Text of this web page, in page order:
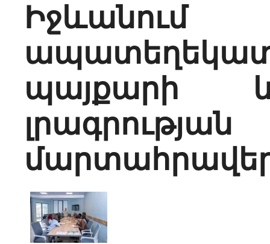
պայքարի
լրագրության